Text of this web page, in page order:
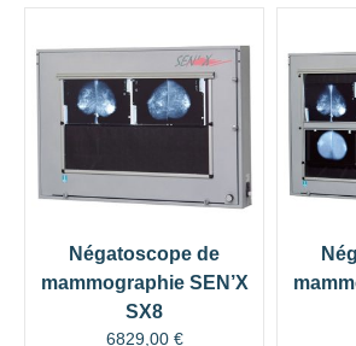
Négatoscope de
mammographie SEN’X
SX8
6829,00 €